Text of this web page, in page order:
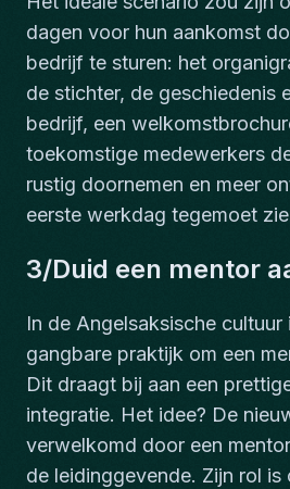
dagen voor hun aankomst
bedrijf te sturen: het
de stichter, de geschiedenis
bedrijf, een
toekomstige medewerkers
rustig doornemen en meer
eerste werkdag tegemoet
3/Duid een mentor
In de Angelsaksische cultuur
gangbare praktijk om een
Dit draagt bij aan een
integratie. Het idee? De
verwelkomd door een
de leidinggevende. Zijn rol